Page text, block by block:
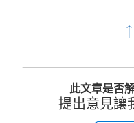
此文章是否
提出意見讓